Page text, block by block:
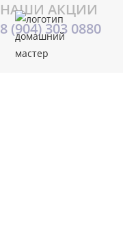
Перейти
к
содержимому
НАШИ АКЦИИ
8 (904) 303 0880